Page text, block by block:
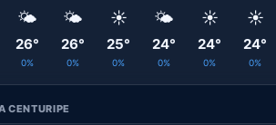
🌤️
26°
0%
🌤️
26°
0%
☀️
25°
0%
🌤️
24°
0%
☀️
24°
0%
☀️
24°
0%
CENTURIPE